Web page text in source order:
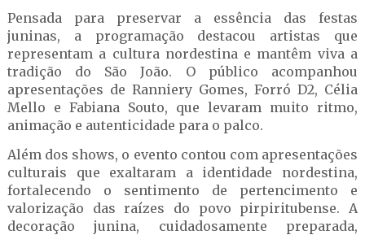
Pensada para preservar a essência das festas
juninas, a programação destacou artistas que
representam a cultura nordestina e mantêm viva a
tradição do São João. O público acompanhou
apresentações de Ranniery Gomes, Forró D2, Célia
Mello e Fabiana Souto, que levaram muito ritmo,
animação e autenticidade para o palco.
Além dos shows, o evento contou com apresentações
culturais que exaltaram a identidade nordestina,
fortalecendo o sentimento de pertencimento e
valorização das raízes do povo pirpiritubense. A
decoração junina, cuidadosamente preparada,